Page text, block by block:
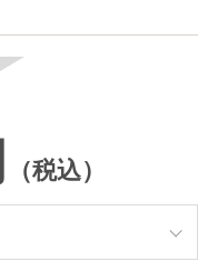
（税込）